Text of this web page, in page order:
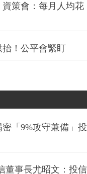
策會：每月人均花
！公平會緊盯
「9%攻守兼備」投
董事長尤昭文：投信